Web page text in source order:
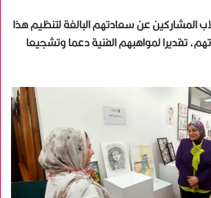
المشاركين عن سعادتهم البالغة لتنظيم هذا
تقديرا لمواهبهم الفنية دعما وتشجيعا